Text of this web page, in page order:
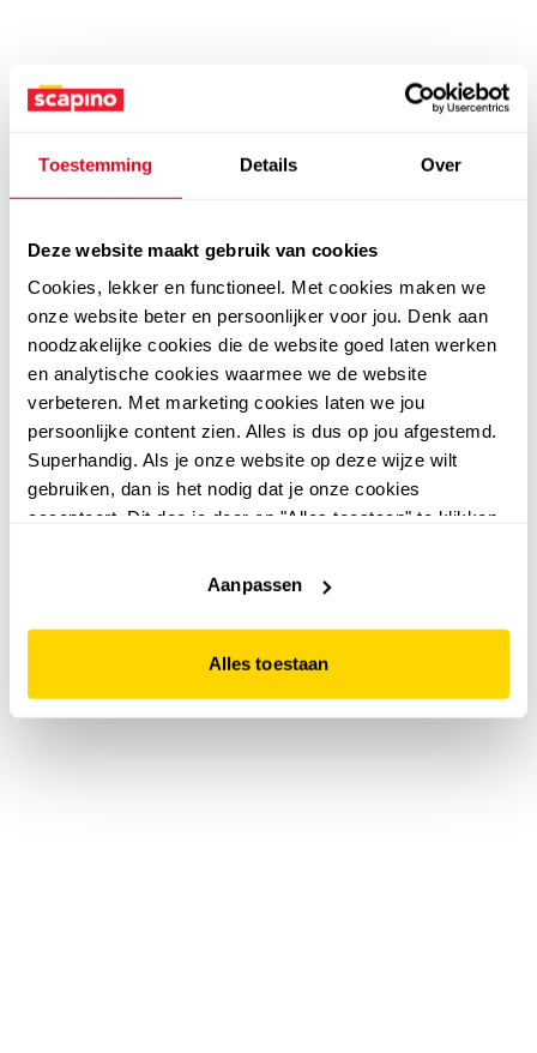
Toestemming Details Over
Deze website maakt gebruik van cookies
Cookies, lekker en functioneel. Met cookies maken we
onze website beter en persoonlijker voor jou. Denk aan
noodzakelijke cookies die de website goed laten werken
en analytische cookies waarmee we de website
verbeteren. Met marketing cookies laten we jou
persoonlijke content zien. Alles is dus op jou afgestemd.
Superhandig. Als je onze website op deze wijze wilt
gebruiken, dan is het nodig dat je onze cookies
accepteert. Dit doe je door op "Alles toestaan" te klikken.
website niet optimaal functioneert.
Aanpassen
Alles toestaan